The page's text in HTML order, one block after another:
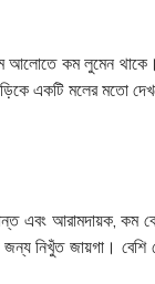
কম লুমেন
একটি মলের মতো
এবং আরামদায়ক, কম
নিখুঁত জায়গা। বেশি